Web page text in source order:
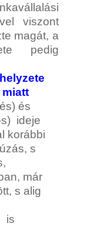
viszont
magát, a
pedig
miatt
és
ideje
korábbi
s
már
s alig
is